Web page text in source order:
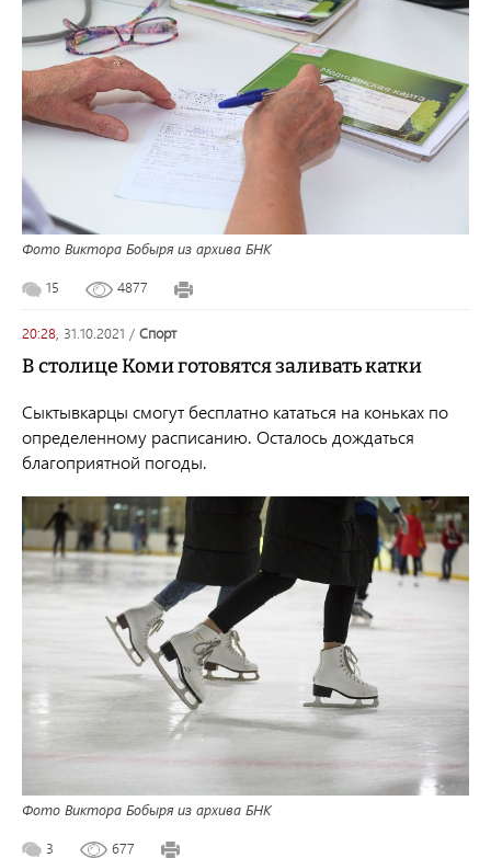
Фото Виктора Бобыря из архива БНК
15 4877
20:28, 31.10.2021 / спорт
В столице Коми готовятся заливать катки
Сыктывкарцы смогут бесплатно кататься на коньках по
определенному расписанию. Осталось дождаться
благоприятной погоды.
Фото Виктора Бобыря из архива БНК
3 677